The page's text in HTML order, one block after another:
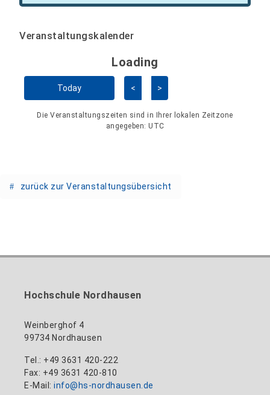
Veranstaltungskalender
Kalender überspringen
Loading - current view is
Loading
Today < >
Die Veranstaltungszeiten sind in Ihrer lokalen Zeitzone
angegeben: UTC
zurück zur Veranstaltungsübersicht
Hochschule Nordhausen
Weinberghof 4
99734 Nordhausen
Tel.: +49 3631 420-222
Fax: +49 3631 420-810
E-Mail: info@hs-nordhausen.de